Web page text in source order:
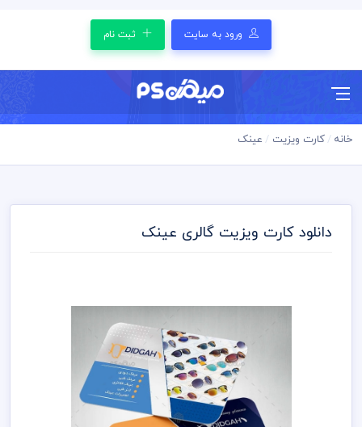
ورود به سایت ثبت نام
خانه کارت ویزیت عینک
دانلود کارت ویزیت گالری عینک